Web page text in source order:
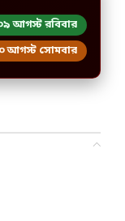
আগস্ট রবিবার
আগস্ট সোমবার